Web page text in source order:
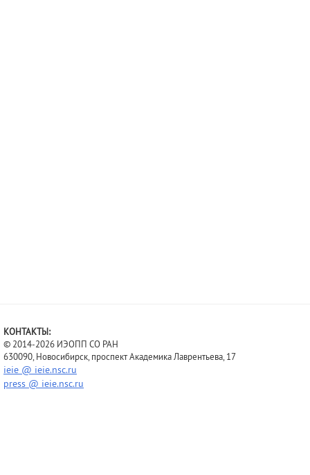
КОНТАКТЫ:
© 2014-2026 ИЭОПП СО РАН
630090, Новосибирск, проспект Академика Лаврентьева, 17
ieie @ ieie.nsc.ru
press @ ieie.nsc.ru